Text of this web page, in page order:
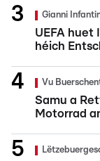
Gianni
UEFA
héich
Vu
Samu a
Motorrad